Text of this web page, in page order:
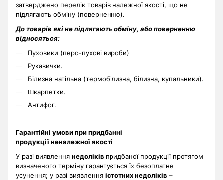
затверджено перелік товарів належної якості, що не
підлягають обміну (поверненню).
До товарів які не підлягають обміну, або поверненню
відносяться:
Пуховики (перо-пухові вироби)
Рукавички.
Білизна натільна (термобілизна, білизна, купальники).
Шкарпетки.
Антифог.
Гарантійні умови при придбанні
продукціїненалежноїякості
У разі виявлення недоліків придбаної продукції протягом
визначеного терміну гарантується їх безоплатне
усунення; у разі виявлення істотних недоліків –